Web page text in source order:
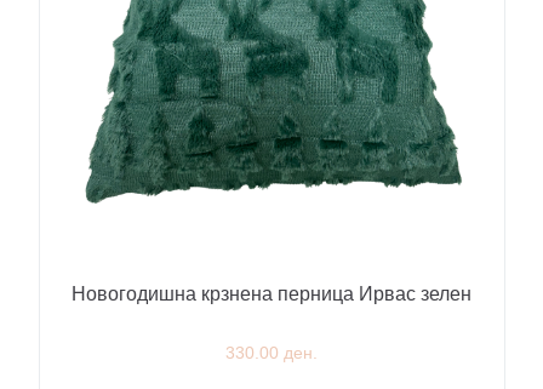
Новогодишна крзнена перница Ирвас зелен
330.00 ден.